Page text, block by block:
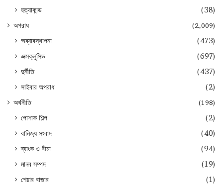
হত্যাকান্ড
(38)
অপরাধ (2,009)
অব্যাবস্থাপনা
(473)
এক্সক্লুসিভ
(697)
দুর্নীতি
(437)
সাইবার অপরাধ
(2)
অর্থনীতি (198)
পোশাক শিল্প
(2)
বানিজ্য সংবাদ
(40)
ব্যাংক ও বীমা
(94)
মানব সম্পদ
(19)
শেয়ার বাজার
(1)